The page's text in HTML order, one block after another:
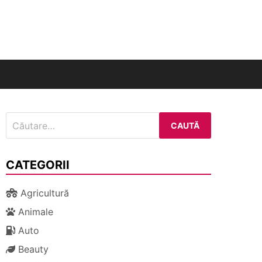
după:
CATEGORII
Agricultură
Animale
Auto
Beauty